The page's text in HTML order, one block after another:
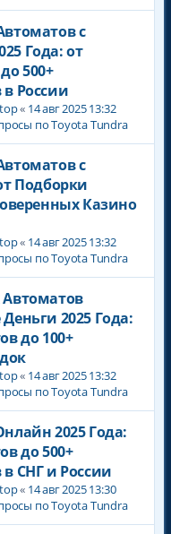
с
Года: от
500+
России
« 14 авг 2025 13:32
по Toyota Tundra
с
Подборки
Казино
« 14 авг 2025 13:32
по Toyota Tundra
2025 Года:
до 100+
« 14 авг 2025 13:32
по Toyota Tundra
2025 Года:
до 500+
СНГ и России
« 14 авг 2025 13:30
по Toyota Tundra